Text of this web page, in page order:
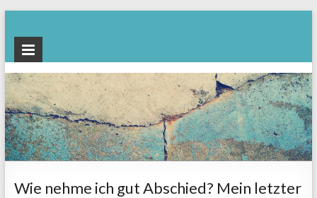
rund um den
Ruhestand |
Dr.
Katharina
Mahne
Wie nehme ich gut Abschied? Mein letzter